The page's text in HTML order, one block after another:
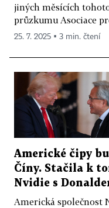
jiných měsících
průzkumu Asociace
25. 7. 2025 ▪ 3 min. čtení
Americké čipy
Číny. Stačila k
Nvidie s
Americká společnost